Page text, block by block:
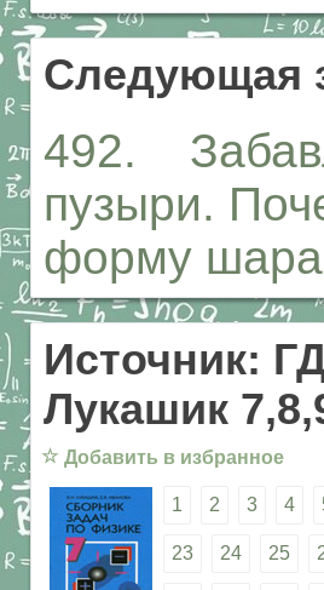
Следующая
492.
пузыри.
форму
Источник:
Лукашик
☆ Добавить в избранное
1 2 3 4
23 24 25